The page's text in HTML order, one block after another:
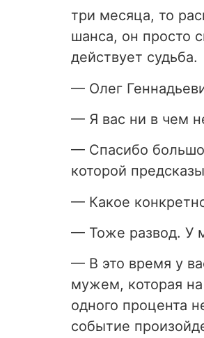
три месяца, то
шанса, он просто
действует судьба.
— Олег
— Я вас ни в чем
— Спасибо
которой
— Какое
— Тоже развод. У
— В это время у
мужем, которая
одного процента
событие